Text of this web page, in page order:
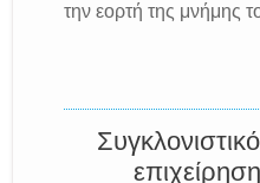
την εορτή της μνήμης